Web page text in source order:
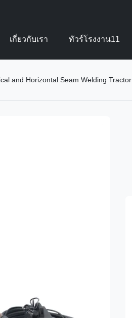
เกี่ยวกับเรา ทัวร์โรงงาน11
and Horizontal Seam Welding Tractor